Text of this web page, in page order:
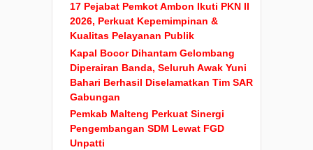
17 Pejabat Pemkot Ambon Ikuti PKN II
2026, Perkuat Kepemimpinan &
Kualitas Pelayanan Publik
Kapal Bocor Dihantam Gelombang
Diperairan Banda, Seluruh Awak Yuni
Bahari Berhasil Diselamatkan Tim SAR
Gabungan
Pemkab Malteng Perkuat Sinergi
Pengembangan SDM Lewat FGD
Unpatti